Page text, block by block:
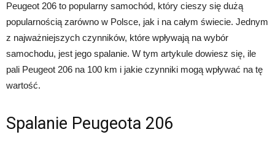
Peugeot 206 to popularny samochód, który cieszy się dużą
popularnością zarówno w Polsce, jak i na całym świecie. Jednym
z najważniejszych czynników, które wpływają na wybór
samochodu, jest jego spalanie. W tym artykule dowiesz się, ile
pali Peugeot 206 na 100 km i jakie czynniki mogą wpływać na tę
wartość.
Spalanie Peugeota 206